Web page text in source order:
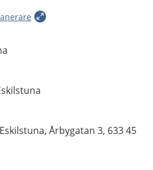
Årbygatan 3, 633 45